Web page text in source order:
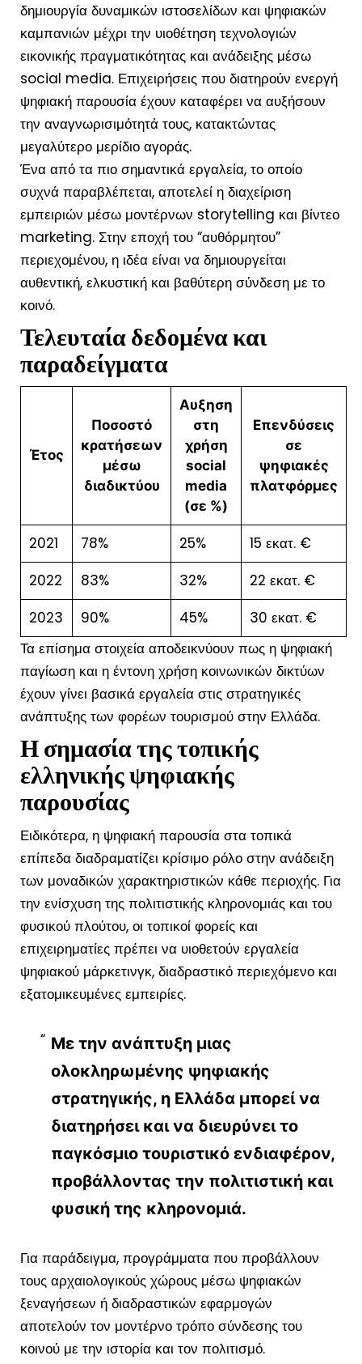
δημιουργία δυναμικών ιστοσελίδων και ψηφιακών
καμπανιών μέχρι την υιοθέτηση τεχνολογιών
εικονικής πραγματικότητας και ανάδειξης μέσω
social media. Επιχειρήσεις που διατηρούν ενεργή
ψηφιακή παρουσία έχουν καταφέρει να αυξήσουν
την αναγνωρισιμότητά τους, κατακτώντας
μεγαλύτερο μερίδιο αγοράς.
Ένα από τα πιο σημαντικά εργαλεία, το οποίο
συχνά παραβλέπεται, αποτελεί η διαχείριση
εμπειριών μέσω μοντέρνων storytelling και βίντεο
marketing. Στην εποχή του “αυθόρμητου”
περιεχομένου, η ιδέα είναι να δημιουργείται
αυθεντική, ελκυστική και βαθύτερη σύνδεση με το
κοινό.
Τελευταία δεδομένα και
παραδείγματα
Έτος
Ποσοστό
κρατήσεων
μέσω
διαδικτύου
Αυξηση
στη
χρήση
social
media
(σε %)
Επενδύσεις
σε
ψηφιακές
πλατφόρμες
2021 78% 25%
15 εκατ. €
2022
83% 32%
22 εκατ. €
2023
90% 45%
30 εκατ. €
Τα επίσημα στοιχεία αποδεικνύουν πως η ψηφιακή
παγίωση και η έντονη χρήση κοινωνικών δικτύων
έχουν γίνει βασικά εργαλεία στις στρατηγικές
ανάπτυξης των φορέων τουρισμού στην Ελλάδα.
Η σημασία της τοπικής
ελληνικής ψηφιακής
παρουσίας
Ειδικότερα, η ψηφιακή παρουσία στα τοπικά
επίπεδα διαδραματίζει κρίσιμο ρόλο στην ανάδειξη
των μοναδικών χαρακτηριστικών κάθε περιοχής. Για
την ενίσχυση της πολιτιστικής κληρονομιάς και του
φυσικού πλούτου, οι τοπικοί φορείς και
επιχειρηματίες πρέπει να υιοθετούν εργαλεία
ψηφιακού μάρκετινγκ, διαδραστικό περιεχόμενο και
εξατομικευμένες εμπειρίες.
Με την ανάπτυξη μιας
ολοκληρωμένης ψηφιακής
στρατηγικής, η Ελλάδα μπορεί να
διατηρήσει και να διευρύνει το
παγκόσμιο τουριστικό ενδιαφέρον,
προβάλλοντας την πολιτιστική και
φυσική της κληρονομιά.
Για παράδειγμα, προγράμματα που προβάλλουν
τους αρχαιολογικούς χώρους μέσω ψηφιακών
ξεναγήσεων ή διαδραστικών εφαρμογών
αποτελούν τον μοντέρνο τρόπο σύνδεσης του
κοινού με την ιστορία και τον πολιτισμό.